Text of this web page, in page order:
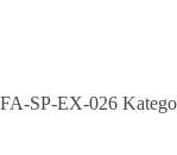
SP-EX-026